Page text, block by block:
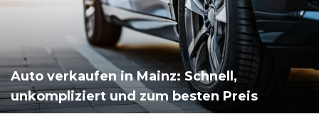
Auto verkaufen in Mainz: Schnell,
unkompliziert und zum besten Preis